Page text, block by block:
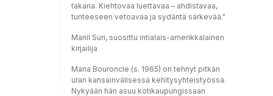
takana. Kiehtovaa luettavaa – ahdistavaa,
tunteeseen vetoavaa ja sydäntä särkevää."
Manil Suri, suosittu intialais-amerikkalainen
kirjailija
Maria Bouroncle (s. 1965) on tehnyt pitkän
uran kansainvälisessä kehitysyhteistyössä.
Nykyään hän asuu kotikaupungissaan